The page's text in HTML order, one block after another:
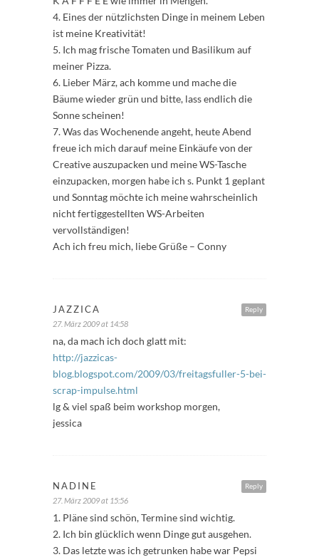
4. Eines der nützlichsten Dinge in meinem Leben
ist meine Kreativität!
5. Ich mag frische Tomaten und Basilikum auf
meiner Pizza.
6. Lieber März, ach komme und mache die
Bäume wieder grün und bitte, lass endlich die
Sonne scheinen!
7. Was das Wochenende angeht, heute Abend
freue ich mich darauf meine Einkäufe von der
Creative auszupacken und meine WS-Tasche
einzupacken, morgen habe ich s. Punkt 1 geplant
und Sonntag möchte ich meine wahrscheinlich
nicht fertiggestellten WS-Arbeiten
vervollständigen!
Ach ich freu mich, liebe Grüße – Conny
Reply
JAZZICA
27. März 2009 at 14:58
na, da mach ich doch glatt mit:
http://jazzicas-
blog.blogspot.com/2009/03/freitagsfuller-5-bei-
scrap-impulse.html
lg & viel spaß beim workshop morgen,
jessica
Reply
NADINE
27. März 2009 at 15:56
1. Pläne sind schön, Termine sind wichtig.
2. Ich bin glücklich wenn Dinge gut ausgehen.
3. Das letzte was ich getrunken habe war Pepsi